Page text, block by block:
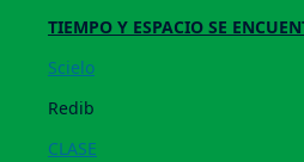
TIEMPO Y ESPACIO SE
Scielo
Redib
CLASE